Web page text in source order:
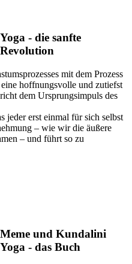
Yoga - die sanfte
Revolution
mit dem Prozess
hoffnungsvolle und zutiefst
dem Ursprungsimpuls des
jeder erst einmal für sich selbst
– wie wir die äußere
– und führt so zu
Meme und Kundalini
Yoga - das Buch